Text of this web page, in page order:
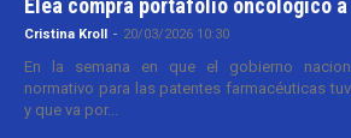
Elea compra portafolio oncológico
Cristina Kroll - 20/03/2026 10:30
En la semana en que el gobierno
normativo para las patentes farmacéuticas
y que va por...